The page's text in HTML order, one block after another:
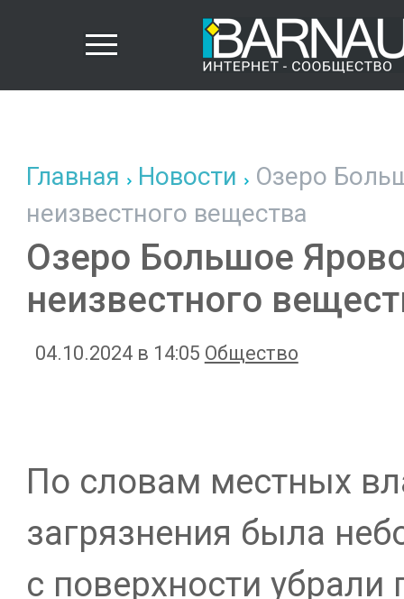
Главная Новости Озеро
неизвестного вещества
Озеро Большое
неизвестного
04.10.2024 в 14:05 Общество
По словам местных
загрязнения была
с поверхности